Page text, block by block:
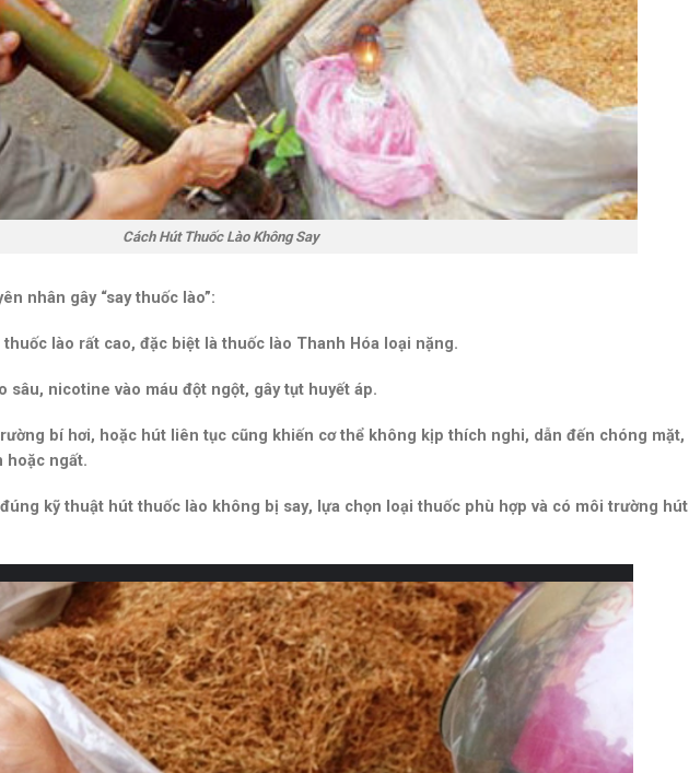
Cách Hút Thuốc Lào Không Say
nhân gây “say thuốc lào”:
lào rất cao, đặc biệt là thuốc lào Thanh Hóa loại nặng.
sâu, nicotine vào máu đột ngột, gây tụt huyết áp.
bí hơi, hoặc hút liên tục cũng khiến cơ thể không kịp thích nghi, dẫn đến chóng mặt,
hoặc ngất.
kỹ thuật hút thuốc lào không bị say, lựa chọn loại thuốc phù hợp và có môi trường hút